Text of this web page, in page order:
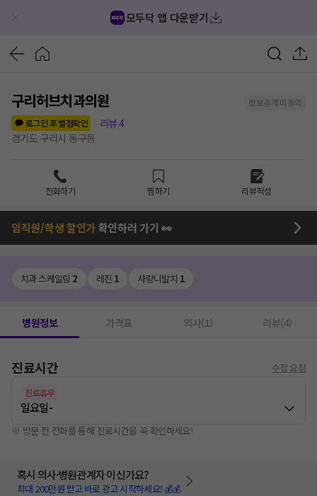
모두닥 앱 다운받기
구리허브치과의원
정보공개 미동의
로그인 후 별점확인
리뷰4
경기도 구리시 동구동
전화하기 찜하기 리뷰작성
임직원/학생 할인가확인하러 가기 👀
치과 스케일링 2 레진 1 사랑니발치 1
병원정보 가격표 의사(1) 리뷰(4)
진료시간 수정 요청
진료휴무
일요일-
※ 방문 전 전화를 통해 진료시간을 꼭 확인하세요!
혹시 의사·병원관계자 이신가요?
최대 200만원 받고 바로 광고 시작하세요! 💰💰